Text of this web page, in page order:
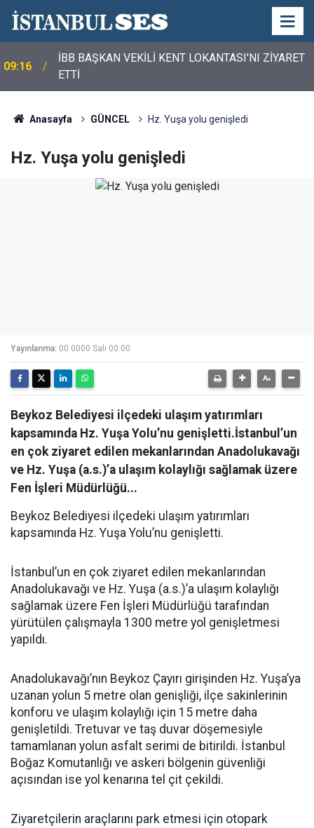
09:16
İBB BAŞKAN VEKİLİ KENT LOKANTASI'NI ZİYARET
ETTİ
Anasayfa GÜNCEL Hz. Yuşa yolu genişledi
Hz. Yuşa yolu genişledi
Yayınlanma: 00 0000 Salı 00:00
Beykoz Belediyesi ilçedeki ulaşım yatırımları
kapsamında Hz. Yuşa Yolu’nu genişletti.İstanbul’un
en çok ziyaret edilen mekanlarından Anadolukavağı
ve Hz. Yuşa (a.s.)’a ulaşım kolaylığı sağlamak üzere
Fen İşleri Müdürlüğü...
Beykoz Belediyesi ilçedeki ulaşım yatırımları
kapsamında Hz. Yuşa Yolu’nu genişletti.
İstanbul’un en çok ziyaret edilen mekanlarından
Anadolukavağı ve Hz. Yuşa (a.s.)’a ulaşım kolaylığı
sağlamak üzere Fen İşleri Müdürlüğü tarafından
yürütülen çalışmayla 1300 metre yol genişletmesi
yapıldı.
Anadolukavağı’nın Beykoz Çayırı girişinden Hz. Yuşa’ya
uzanan yolun 5 metre olan genişliği, ilçe sakinlerinin
konforu ve ulaşım kolaylığı için 15 metre daha
genişletildi. Tretuvar ve taş duvar döşemesiyle
tamamlanan yolun asfalt serimi de bitirildi. İstanbul
Boğaz Komutanlığı ve askeri bölgenin güvenliği
açısından ise yol kenarına tel çit çekildi.
Ziyaretçilerin araçlarını park etmesi için otopark